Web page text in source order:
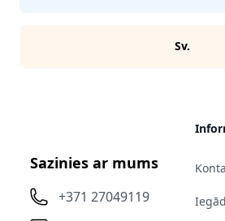
Sv.
Sazinies ar mums
+371 27049119